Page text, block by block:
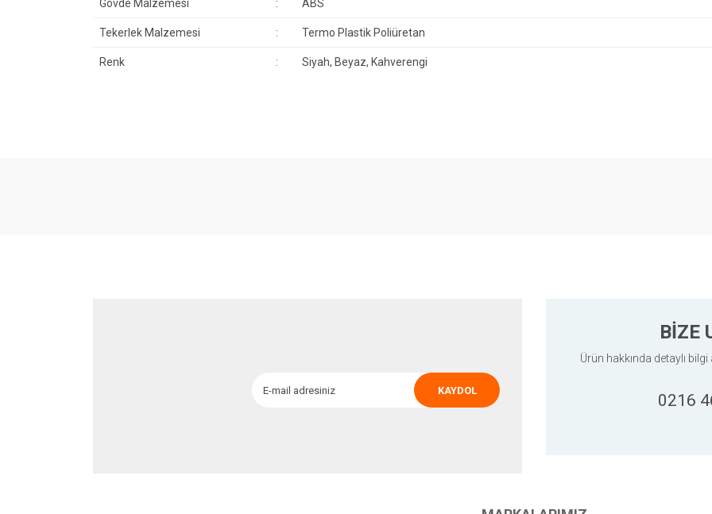
Gövde Malzemesi : ABS
Tekerlek Malzemesi : Termo Plastik Poliüretan
Renk : Siyah, Beyaz, Kahverengi
KAYDOL
BİZE
Ürün hakkında detaylı
0216